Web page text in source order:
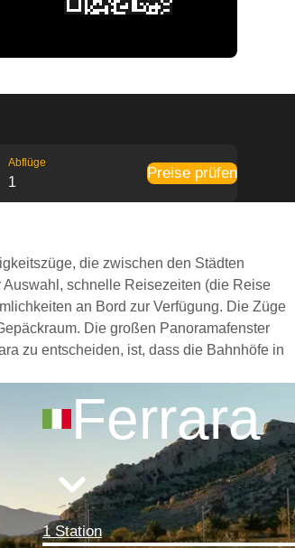
Abflüge
1
Preise prüfen
die zwischen den Städten
schnelle Reisezeiten (die Reise
an Bord zur Verfügung. Die Züge
Die großen Panoramafenster
zu entscheiden, ist, dass die Bahnhöfe in
Ferrara
1 Station